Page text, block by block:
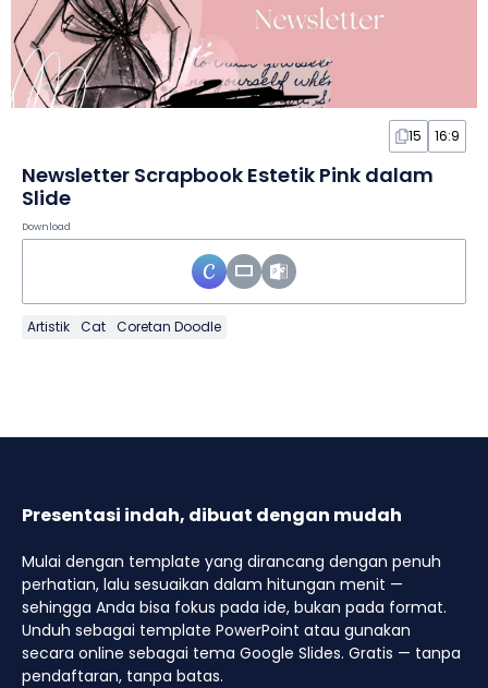
15 16:9
Newsletter Scrapbook Estetik Pink dalam
Slide
Download
Artistik Cat Coretan Doodle
Presentasi indah, dibuat dengan mudah
Mulai dengan template yang dirancang dengan penuh
perhatian, lalu sesuaikan dalam hitungan menit —
sehingga Anda bisa fokus pada ide, bukan pada format.
Unduh sebagai template PowerPoint atau gunakan
secara online sebagai tema Google Slides. Gratis — tanpa
pendaftaran, tanpa batas.